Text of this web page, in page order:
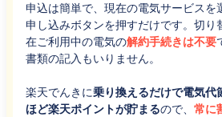
申込は簡単で、現在の電気サービスを
申し込みボタンを押すだけです。切り
在ご利用中の電気の解約手続きは不要
書類の記入もいりません。
楽天でんきに乗り換えるだけで電気代
ほど楽天ポイントが貯まるので、 常に